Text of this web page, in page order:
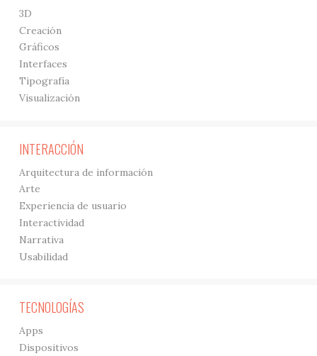
3D
Creación
Gráficos
Interfaces
Tipografía
Visualización
INTERACCIÓN
Arquitectura de información
Arte
Experiencia de usuario
Interactividad
Narrativa
Usabilidad
TECNOLOGÍAS
Apps
Dispositivos